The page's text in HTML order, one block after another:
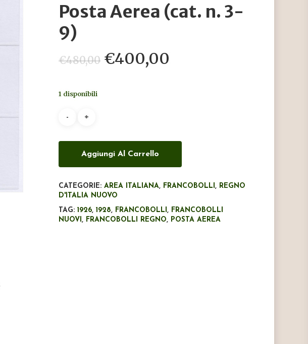
Posta Aerea (cat. n. 3-
9)
€480,00 Il
prezzo
€400,00
1 disponibili
Aggiungi Al Carrello
CATEGORIE:AREA ITALIANA, FRANCOBOLLI, REGNO
D'ITALIA NUOVO
TAG:1926,1928, FRANCOBOLLI, FRANCOBOLLI
NUOVI, FRANCOBOLLI REGNO, POSTA AEREA